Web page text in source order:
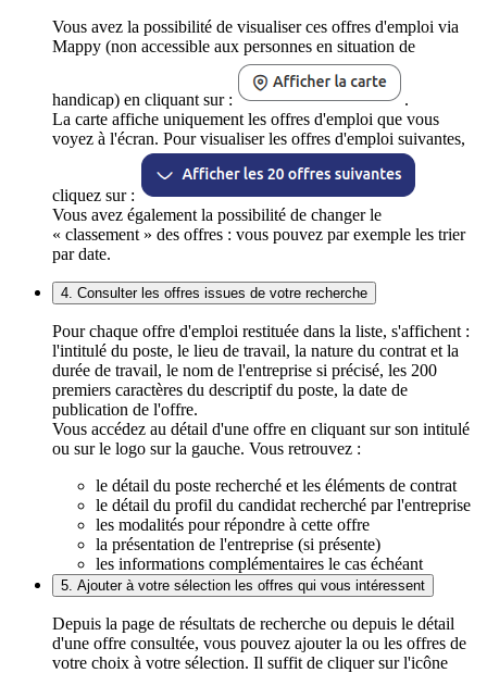
Vous avez la possibilité de visualiser ces offres d'emploi via
Mappy (non accessible aux personnes en situation de
handicap) en cliquant sur :
.
La carte affiche uniquement les offres d'emploi que vous
voyez à l'écran. Pour visualiser les offres d'emploi suivantes,
cliquez sur :
Vous avez également la possibilité de changer le
« classement » des offres : vous pouvez par exemple les trier
par date.
4. Consulter les offres issues de votre recherche
Pour chaque offre d'emploi restituée dans la liste, s'affichent :
l'intitulé du poste, le lieu de travail, la nature du contrat et la
durée de travail, le nom de l'entreprise si précisé, les 200
premiers caractères du descriptif du poste, la date de
publication de l'offre.
Vous accédez au détail d'une offre en cliquant sur son intitulé
ou sur le logo sur la gauche. Vous retrouvez :
le détail du poste recherché et les éléments de contrat
le détail du profil du candidat recherché par l'entreprise
les modalités pour répondre à cette offre
la présentation de l'entreprise (si présente)
les informations complémentaires le cas échéant
5. Ajouter à votre sélection les offres qui vous intéressent
Depuis la page de résultats de recherche ou depuis le détail
d'une offre consultée, vous pouvez ajouter la ou les offres de
votre choix à votre sélection. Il suffit de cliquer sur l'icône